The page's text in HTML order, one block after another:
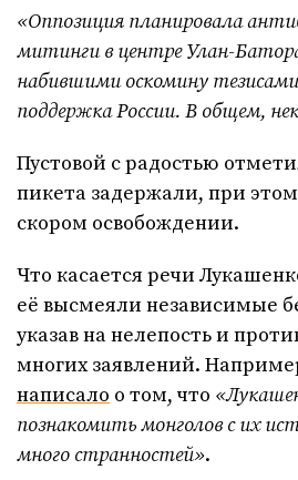
«Оппозиция планировала
митинги в центре Улан-
набившими оскомину
поддержка России. В общем,
Пустовой с радостью
пикета задержали, при
скором освобождении.
Что касается речи
её высмеяли независимые
указав на нелепость и
многих заявлений.
написало о том, что
познакомить монголов с их
много странностей».